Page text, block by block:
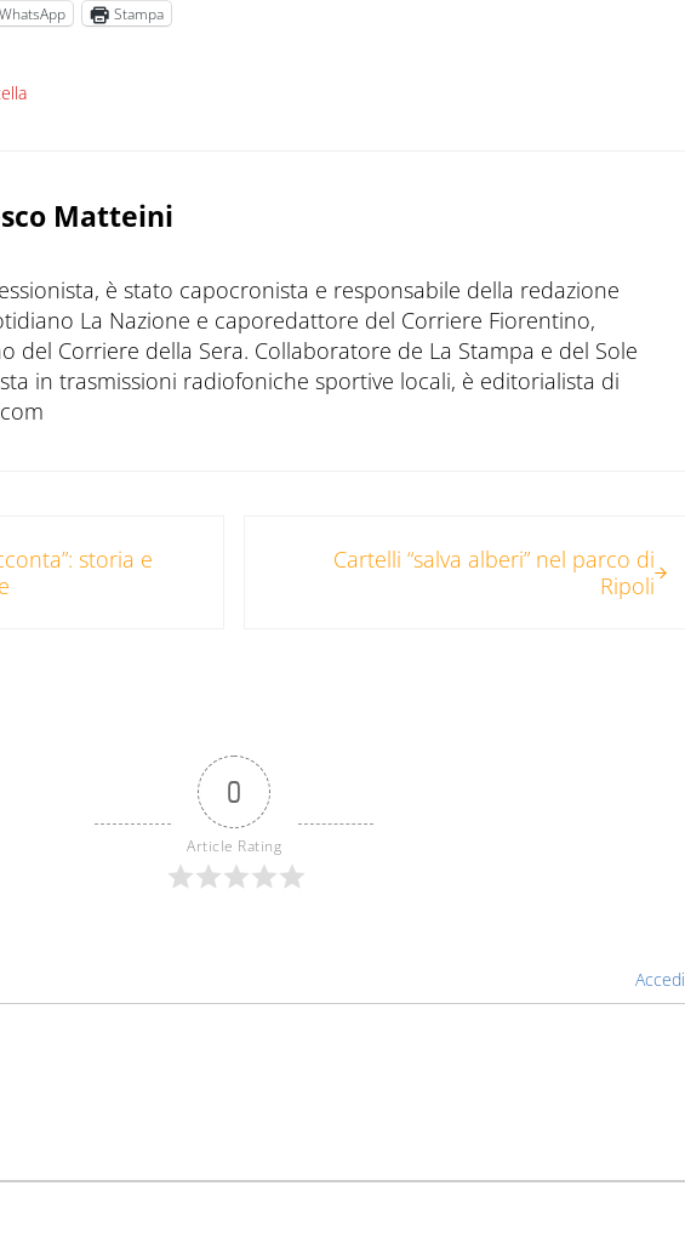
WhatsApp Stampa
Matteini
è stato capocronista e responsabile della redazione
La Nazione e caporedattore del Corriere Fiorentino,
del Corriere della Sera. Collaboratore de La Stampa e del Sole
in trasmissioni radiofoniche sportive locali, è editorialista di
storia e
Cartelli “salva alberi” nel parco di
Ripoli
0
Article Rating
Accedi